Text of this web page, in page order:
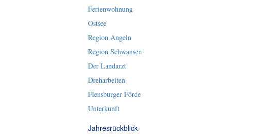
Ferienwohnung
Ostsee
Region Angeln
Region Schwansen
Der Landarzt
Dreharbeiten
Flensburger Förde
Unterkunft
Jahresrückblick